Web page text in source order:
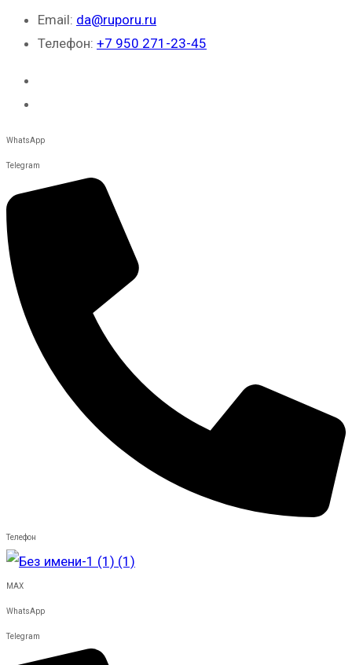
Email: da@ruporu.ru
Телефон: +7 950 271-23-45
WhatsApp
Telegram
Телефон
MAX
WhatsApp
Telegram